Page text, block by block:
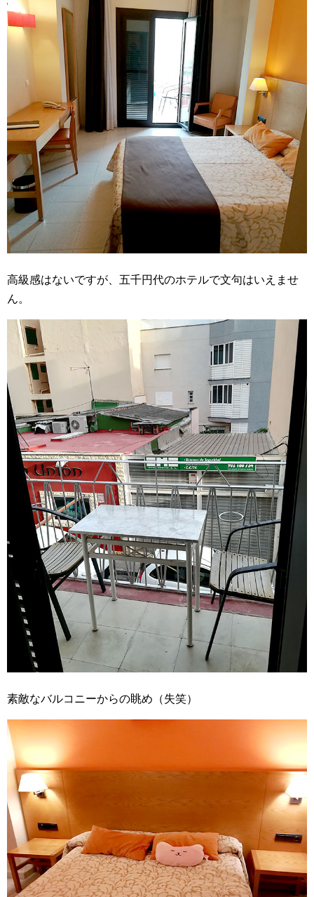
高級感はないですが、五千円代のホテルで文句はいえませ
ん。
素敵なバルコニーからの眺め（失笑）